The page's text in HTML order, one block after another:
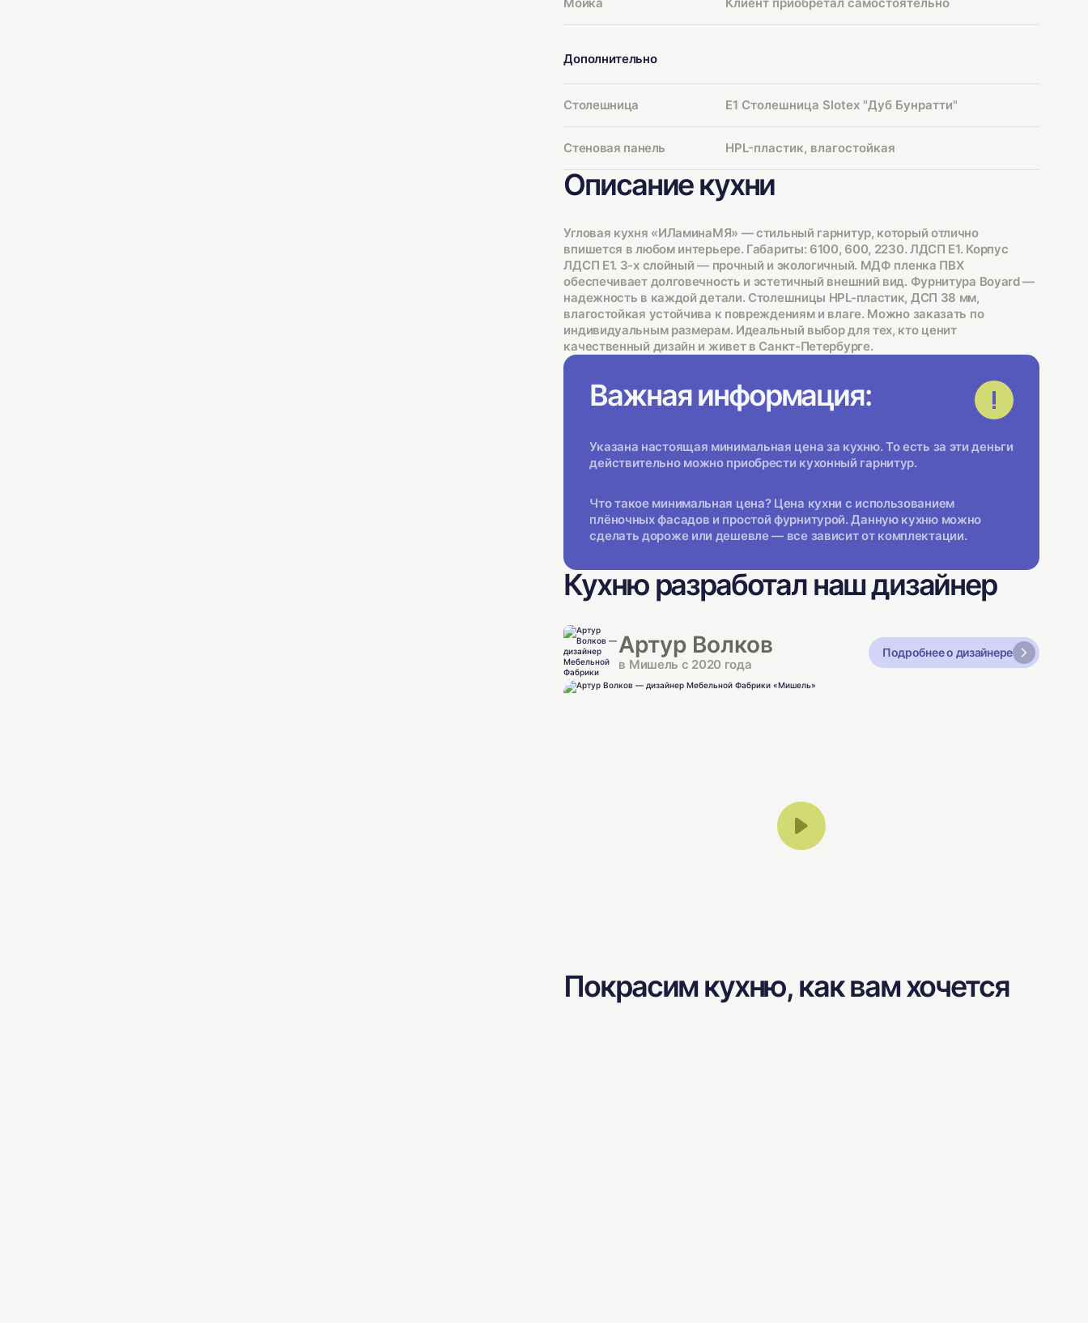
Дополнительно
Столешница E1 Столешница Slotex "Дуб Бунратти"
Стеновая панель HPL-пластик, влагостойкая
Описание кухни
Угловая кухня «ИЛаминаМЯ» — стильный гарнитур, который отлично
впишется в любом интерьере. Габариты: 6100, 600, 2230. ЛДСП Е1. Корпус
ЛДСП Е1. 3-х слойный — прочный и экологичный. МДФ пленка ПВХ
обеспечивает долговечность и эстетичный внешний вид. Фурнитура Boyard —
надежность в каждой детали. Столешницы HPL-пластик, ДСП 38 мм,
влагостойкая устойчива к повреждениям и влаге. Можно заказать по
индивидуальным размерам. Идеальный выбор для тех, кто ценит
качественный дизайн и живет в Санкт-Петербурге.
Важная информация:
Указана настоящая минимальная цена за кухню. То есть за эти деньги
действительно можно приобрести кухонный гарнитур.
Что такое минимальная цена? Цена кухни с использованием
плёночных фасадов и простой фурнитурой. Данную кухню можно
сделать дороже или дешевле — все зависит от комплектации.
Кухню разработал наш дизайнер
Артур Волков
в Мишель с 2020 года
Подробнее о дизайнере
Покрасим кухню, как вам хочется